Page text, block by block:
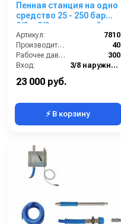
Пенная станция на одно
средство 25 - 250 бар
3/8ш.3/8ш.с подачей
воздуха
Артикул:
7810
Производительность (л/мин):
40
Рабочее давление (бар):
300
Вход:
3/8 наружняя резьба
23 000 руб.
⚡ В корзину